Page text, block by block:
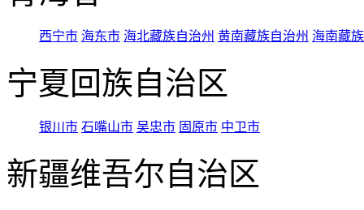
西宁市 海东市 海北藏族自治州 黄南藏族自治州 海南藏
宁夏回族自治区
银川市 石嘴山市 吴忠市 固原市 中卫市
新疆维吾尔自治区